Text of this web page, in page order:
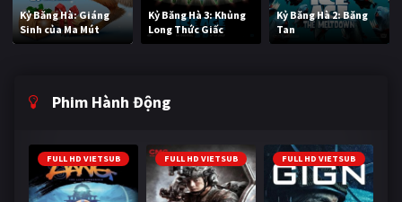
Kỷ Băng Hà: Giáng
Sinh của Ma Mút
Kỷ Băng Hà 3: Khủng
Long Thức Giấc
Kỷ Băng Hà 2: Băng
Tan
Phim Hành Động
FULL HD VIETSUB FULL HD VIETSUB FULL HD VIETSUB